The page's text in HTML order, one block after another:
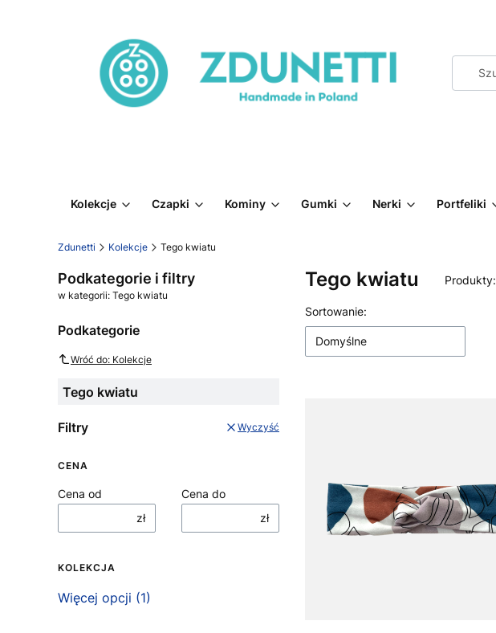
Kolekcje Czapki Kominy Gumki Nerki Portfeliki
Zdunetti Kolekcje Tego kwiatu
Podkategorie i filtry
w kategorii: Tego kwiatu
Podkategorie
Wróć do: Kolekcje
Tego kwiatu
Filtry Wyczyść
CENA
Cena od
zł
Cena do
zł
KOLEKCJA
Kolekcja
Więcej opcji (1)
Tego kwiatu Produkty:
Lista produktów
Sortowanie:
Domyślne